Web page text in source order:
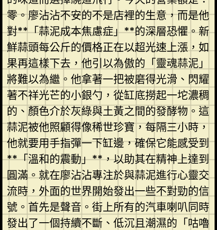
零。廖沾沾不安的不是店裡的生意，而是他
對**「蒜泥成本焦慮症」**的深層恐懼。新
鮮蒜頭每公斤的價格正在以超光速上漲，如
果再這樣下去，他引以為傲的「靈魂蒜泥」
將難以為繼。他拿著一把被磨得光滑、閃耀
著不祥光芒的小銀勺，從缸底撈起一坨濃稠
的、顏色介於灰綠與土黃之間的發酵物。這
蒜泥被他照顧得像稀世珍寶，每隔三小時，
他就要用手指彈一下缸邊，確保它能感受到
**「溫和的震動」**，以助其在精神上達到
圓滿。就在廖沾沾專注於與蒜泥進行心靈交
流時，外面的世界開始發出一些不對勁的信
號。首先是聲音。街上所有的汽車喇叭同時
發出了一個持續不斷、低沉且潮濕的「咕嚕